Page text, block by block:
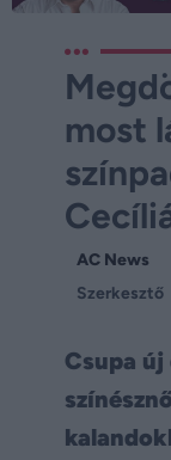
most
AC News
Szerkesztő
Csupa